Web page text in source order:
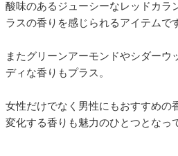
酸味のあるジューシーなレッドカラ
ラスの香りを感じられるアイテムで
またグリーンアーモンドやシダーウ
ディな香りもプラス。
女性だけでなく男性にもおすすめの
変化する香りも魅力のひとつとなっ